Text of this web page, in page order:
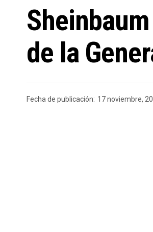
de la
Fecha de publicación: 17 noviembre,